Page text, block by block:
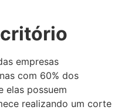
empresas
com 60% dos
elas possuem
realizando um corte